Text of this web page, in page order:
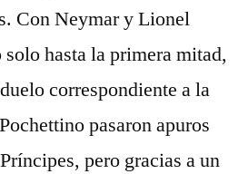
Con Neymar y Lionel
hasta la primera mitad,
correspondiente a la
pasaron apuros
pero gracias a un